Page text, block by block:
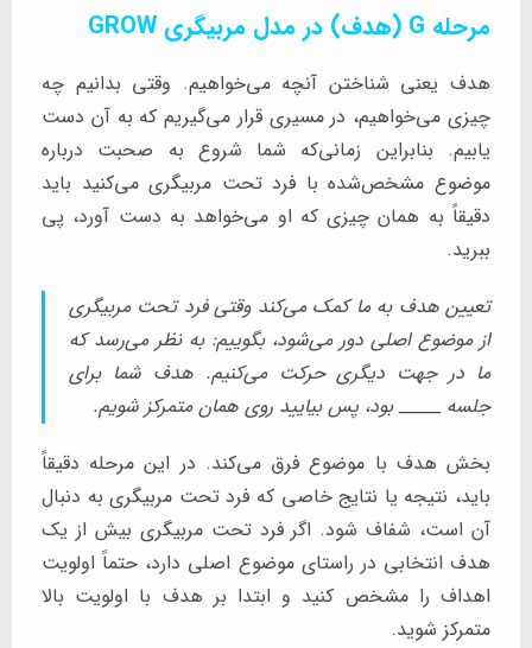
مرحله G (هدف) در مدل مربیگری GROW
هدف یعنی شناختن آنچه می‌خواهیم. وقتی بدانیم چه
چیزی می‌خواهیم، در مسیری قرار می‌گیریم که به آن دست
یابیم. بنابراین زمانی‌که شما شروع به صحبت درباره
موضوع مشخص‌شده با فرد تحت مربیگری می‌کنید باید
دقیقاً به همان چیزی که او می‌خواهد به دست آورد، پی
ببرید.
تعیین هدف به ما کمک می‌کند وقتی فرد تحت مربیگری
از موضوع اصلی دور می‌شود، بگوییم: به نظر می‌رسد که
ما در جهت دیگری حرکت می‌کنیم. هدف شما برای
جلسه _____ بود، پس بیایید روی همان متمرکز شویم.
بخش هدف با موضوع فرق می‌کند. در این مرحله دقیقاً
باید، نتیجه یا نتایج خاصی که فرد تحت مربیگری به دنبال
آن است، شفاف شود. اگر فرد تحت مربیگری بیش از یک
هدف انتخابی در راستای موضوع اصلی دارد، حتماً اولویت
اهداف را مشخص کنید و ابتدا بر هدف با اولویت بالا
متمرکز شوید.